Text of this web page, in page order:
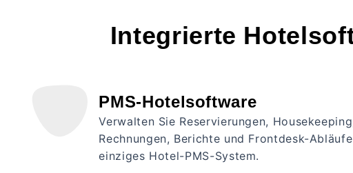
Integrierte
PMS-Hotelsoftware
Verwalten Sie Reservierungen,
Rechnungen, Berichte und Frontdesk-
einziges Hotel-PMS-System.